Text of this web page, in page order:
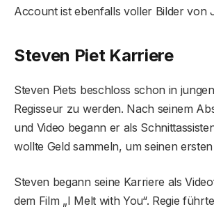
Account ist ebenfalls voller Bilder von
Steven Piet Karriere
Steven Piets beschloss schon in
Regisseur zu werden. Nach seinem
und Video begann er als
wollte Geld sammeln, um seinen
Steven begann seine Karriere als
dem Film „I Melt with You“. Regie